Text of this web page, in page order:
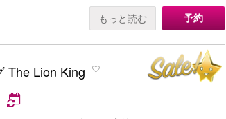
もっと読む 予約
The Lion King